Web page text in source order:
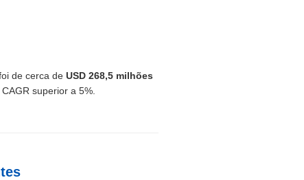
de cerca de USD 268,5 milhões
superior a 5%.